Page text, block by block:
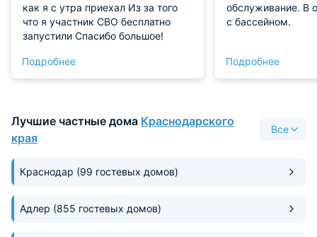
как я с утра приехал Из за того
что я участник СВО бесплатно
запустили Спасибо большое!
Подробнее
обслуживание. В
с бассейном.
Подробнее
Лучшие частные дома Краснодарского
края
Все
Краснодар (99 гостевых домов)
Адлер (855 гостевых домов)